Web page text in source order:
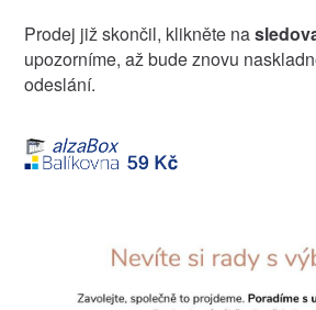
Prodej již skončil, klikněte na
upozorníme, až bude znovu
odeslání.